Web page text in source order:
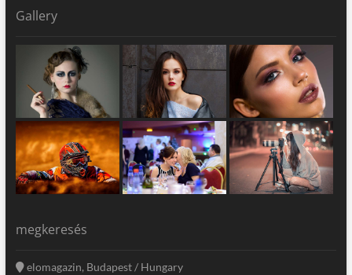
Gallery
megkeresés
elomagazin, Budapest / Hungary